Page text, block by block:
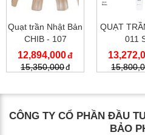
Quạt trần Nhật Bản
CHIB - 107
12,894,000
15,350,000
QUẠT
011
CÔNG TY CỔ PHẦN ĐẦU
BẢO